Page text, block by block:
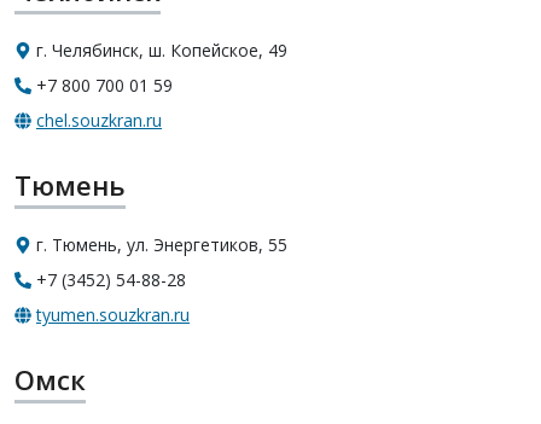
г. Челябинск, ш. Копейское, 49
+7 800 700 01 59
chel.souzkran.ru
Тюмень
г. Тюмень, ул. Энергетиков, 55
+7 (3452) 54-88-28
tyumen.souzkran.ru
Омск